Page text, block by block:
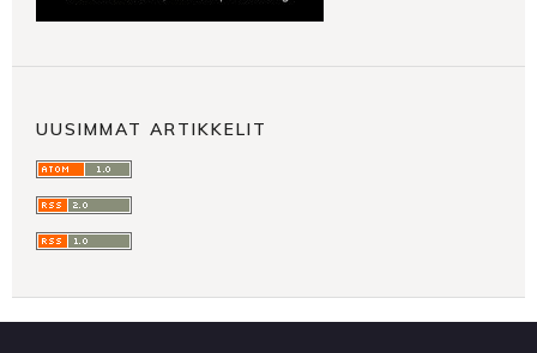
UUSIMMAT ARTIKKELIT